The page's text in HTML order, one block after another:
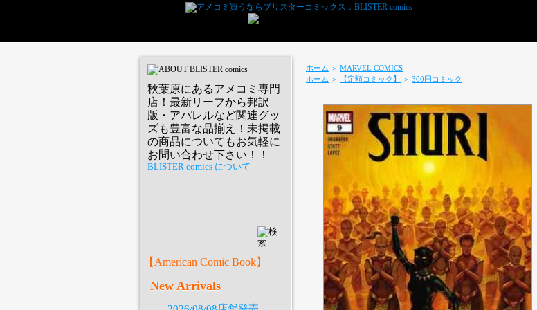
ホーム ＞ MARVEL COMICS
ホーム ＞ 【定額コミック】 ＞ 300円コミック
秋葉原にあるアメコミ専門
店！最新リーフから邦訳
版・アパレルなど関連グッ
ズも豊富な品揃え！未掲載
の商品についてもお気軽に
お問い合わせ下さい！！
=
BLISTER comics について =
PREVIEWS予約オーダー用紙ダウンロード
【American Comic Book】
New Arrivals